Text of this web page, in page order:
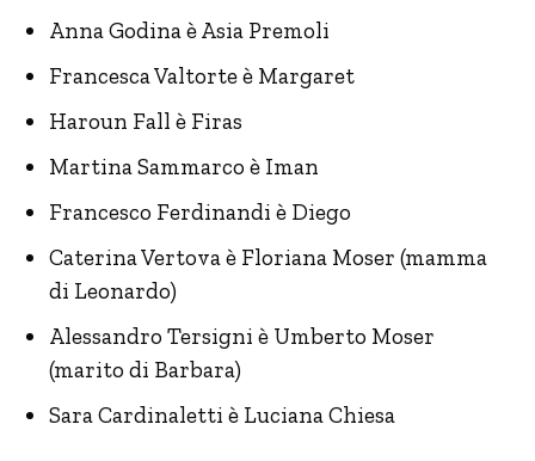
Anna Godina è Asia Premoli
Francesca Valtorte è Margaret
Haroun Fall è Firas
Martina Sammarco è Iman
Francesco Ferdinandi è Diego
Caterina Vertova è Floriana Moser (mamma
di Leonardo)
Alessandro Tersigni è Umberto Moser
(marito di Barbara)
Sara Cardinaletti è Luciana Chiesa